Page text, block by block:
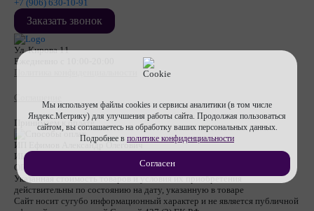
+7 (906) 630-10-91
Заказать звонок
Ул. Кирова 11
Ежедневно с 10:00-20:00
Политика конфиденциальности
Соглашение
Принимаем к оплате
ИП Ефимов Александр Олегович
ИНН
ОГРНИП
Указанная стоимость товаров и условия их приобретения
действительны по состоянию на дату, указанную в товаре
Сайт носит сугубо информационный характер и не является публичной
Мы используем файлы cookies и сервисы аналитики (в том числе
Яндекс.Метрику) для улучшения работы сайта. Продолжая пользоваться
сайтом, вы соглашаетесь на обработку ваших персональных данных.
Подробнее в политике конфиденциальности
Согласен